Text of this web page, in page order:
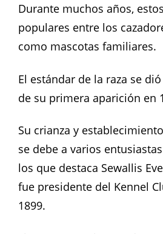
Durante muchos años,
populares entre los
como mascotas familiares.
El estándar de la raza se
de su primera aparición en
Su crianza y
se debe a varios
los que destaca Sewallis
fue presidente del Kennel
1899.